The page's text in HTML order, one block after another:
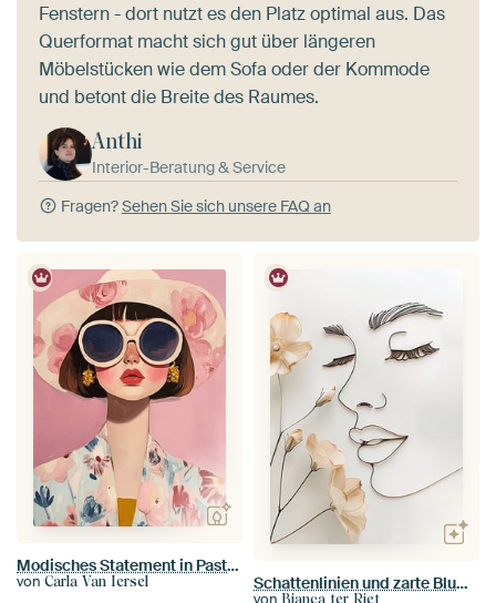
Fenstern - dort nutzt es den Platz optimal aus. Das
Querformat macht sich gut über längeren
Möbelstücken wie dem Sofa oder der Kommode
und betont die Breite des Raumes.
Anthi
Interior-Beratung & Service
Fragen?Sehen Sie sich unsere FAQ an
Modisches Statement in Pastellfarben
von Carla Van Iersel Schattenlinien und zarte Blumen
Bianca ter Riet